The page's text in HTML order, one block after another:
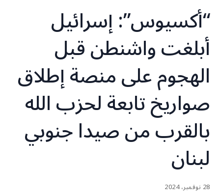
“أكسيوس”: إسرائيل
أبلغت واشنطن قبل
الهجوم على منصة إطلاق
صواريخ تابعة لحزب الله
بالقرب من صيدا جنوبي
لبنان
28 نوفمبر، 2024